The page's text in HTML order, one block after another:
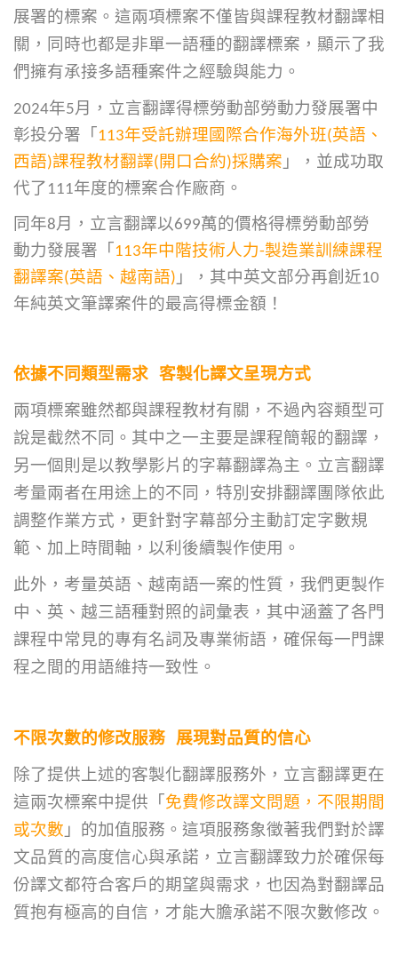
展署的標案。這兩項標案不僅皆與課程教材翻譯相
關，同時也都是非單一語種的翻譯標案，顯示了我
們擁有承接多語種案件之經驗與能力。
2024年5月，立言翻譯得標勞動部勞動力發展署中
彰投分署「 113年受託辦理國際合作海外班(英語、
西語)課程教材翻譯(開口合約)採購案」，並成功取
代了111年度的標案合作廠商。
同年8月，立言翻譯以699萬的價格得標勞動部勞
動力發展署「 113年中階技術人力-製造業訓練課程
翻譯案(英語、越南語)」，其中英文部分再創近10
年純英文筆譯案件的最高得標金額！
依據不同類型需求 客製化譯文呈現方式
兩項標案雖然都與課程教材有關，不過內容類型可
說是截然不同。其中之一主要是課程簡報的翻譯，
另一個則是以教學影片的字幕翻譯為主。立言翻譯
考量兩者在用途上的不同，特別安排翻譯團隊依此
調整作業方式，更針對字幕部分主動訂定字數規
範、加上時間軸，以利後續製作使用。
此外，考量英語、越南語一案的性質，我們更製作
中、英、越三語種對照的詞彙表，其中涵蓋了各門
課程中常見的專有名詞及專業術語，確保每一門課
程之間的用語維持一致性。
不限次數的修改服務 展現對品質的信心
除了提供上述的客製化翻譯服務外，立言翻譯更在
這兩次標案中提供「 免費修改譯文問題，不限期間
或次數」的加值服務。這項服務象徵著我們對於譯
文品質的高度信心與承諾，立言翻譯致力於確保每
份譯文都符合客戶的期望與需求，也因為對翻譯品
質抱有極高的自信，才能大膽承諾不限次數修改。